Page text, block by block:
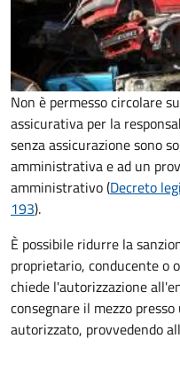
Non è permesso circolare
assicurativa per la
senza assicurazione sono
amministrativa e ad un
amministrativo (Decreto
193).
È possibile ridurre la
proprietario, conducente o
chiede l'autorizzazione
consegnare il mezzo
autorizzato, provvedendo